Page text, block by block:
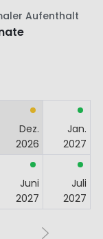
Aufenthalt
Dez.
2026
Jan.
2027
Juni
2027
Juli
2027